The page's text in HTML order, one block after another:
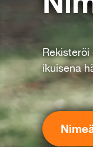
ikuisena